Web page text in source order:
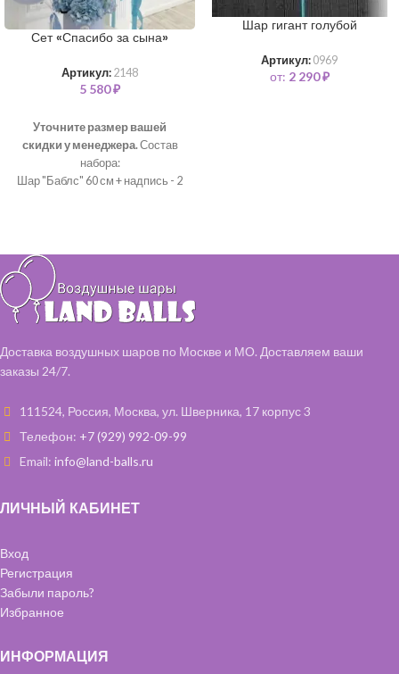
Сет «Спасибо за сына»
Артикул: 2148
5 580₽
Уточните размер вашей
скидки у менеджера.Состав
набора:
Шар "Баблс" 60 см + надпись - 2
не входит
Шар гигант голубой
Артикул: 0969
от: 2 290₽
Доставка воздушных шаров по Москве и МО. Доставляем ваши
заказы 24/7.
111524, Россия, Москва, ул. Шверника, 17 корпус 3
Телефон: +7 (929) 992-09-99
Email: info@land-balls.ru
ЛИЧНЫЙ КАБИНЕТ
Вход
Регистрация
Забыли пароль?
Избранное
ИНФОРМАЦИЯ